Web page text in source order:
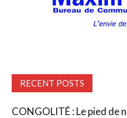
RECENT POSTS
CONGOLITÉ : Le pied de